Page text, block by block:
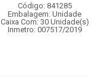
Código: 841285
Embalagem: Unidade
Caixa Com: 30 Unidade(s)
Inmetro: 007517/2019